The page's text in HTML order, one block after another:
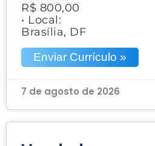
R$ 800,00
• Local:
Brasília, DF
Enviar Currículo »
7 de agosto de 2026